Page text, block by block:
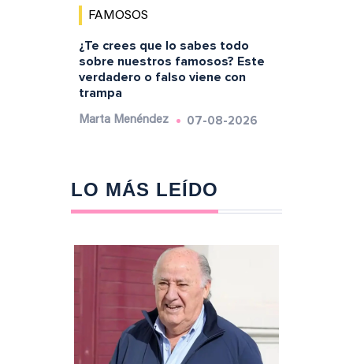
FAMOSOS
¿Te crees que lo sabes todo
sobre nuestros famosos? Este
verdadero o falso viene con
trampa
Marta Menéndez 07-08-2026
LO MÁS LEÍDO